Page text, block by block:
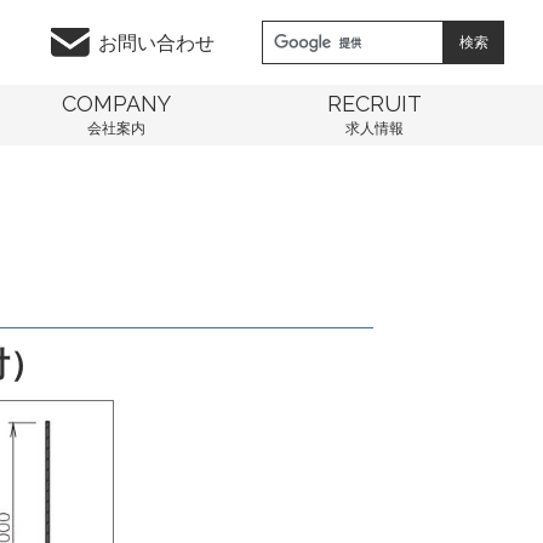
お問い合わせ
COMPANY
会社案内
RECRUIT
求人情報